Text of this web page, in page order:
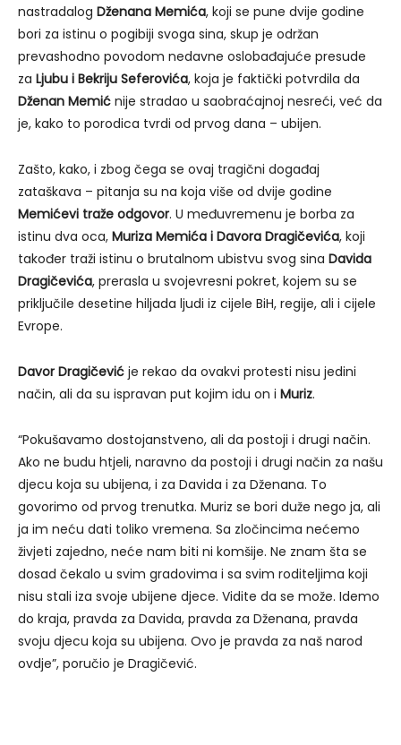
nastradalog Dženana Memića, koji se pune dvije godine
bori za istinu o pogibiji svoga sina, skup je održan
prevashodno povodom nedavne oslobađajuće presude
za Ljubu i Bekriju Seferovića, koja je faktički potvrdila da
Dženan Memić nije stradao u saobraćajnoj nesreći, već da
je, kako to porodica tvrdi od prvog dana – ubijen.
Zašto, kako, i zbog čega se ovaj tragični događaj
zataškava – pitanja su na koja više od dvije godine
Memićevi traže odgovor. U međuvremenu je borba za
istinu dva oca, Muriza Memića i Davora Dragičevića, koji
također traži istinu o brutalnom ubistvu svog sina Davida
Dragičevića, prerasla u svojevresni pokret, kojem su se
priključile desetine hiljada ljudi iz cijele BiH, regije, ali i cijele
Evrope.
Davor Dragičević je rekao da ovakvi protesti nisu jedini
način, ali da su ispravan put kojim idu on i Muriz.
“Pokušavamo dostojanstveno, ali da postoji i drugi način.
Ako ne budu htjeli, naravno da postoji i drugi način za našu
djecu koja su ubijena, i za Davida i za Dženana. To
govorimo od prvog trenutka. Muriz se bori duže nego ja, ali
ja im neću dati toliko vremena. Sa zločincima nećemo
živjeti zajedno, neće nam biti ni komšije. Ne znam šta se
dosad čekalo u svim gradovima i sa svim roditeljima koji
nisu stali iza svoje ubijene djece. Vidite da se može. Idemo
do kraja, pravda za Davida, pravda za Dženana, pravda
svoju djecu koja su ubijena. Ovo je pravda za naš narod
ovdje”, poručio je Dragičević.